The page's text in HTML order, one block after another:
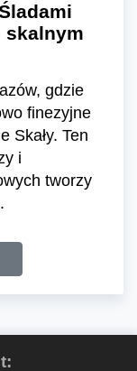
skalnym
gdzie
finezyjne
Skały. Ten
i
tworzy